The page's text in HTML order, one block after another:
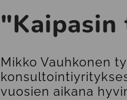
Mikko Vauhkonen
vuosien aikana